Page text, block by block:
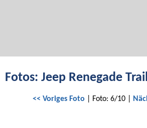
Fotos: Jeep Renegade
<< Voriges Foto | Foto: 6/10 |